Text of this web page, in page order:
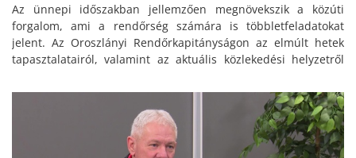
Az ünnepi időszakban jellemzően megnövekszik a közúti
forgalom, ami a rendőrség számára is többletfeladatokat
jelent. Az Oroszlányi Rendőrkapitányságon az elmúlt hetek
tapasztalatairól, valamint az aktuális közlekedési helyzetről